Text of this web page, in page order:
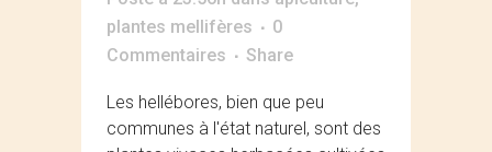
plantes mellifères
0
Commentaires
Share
Les hellébores, bien que peu
communes à l'état naturel, sont des